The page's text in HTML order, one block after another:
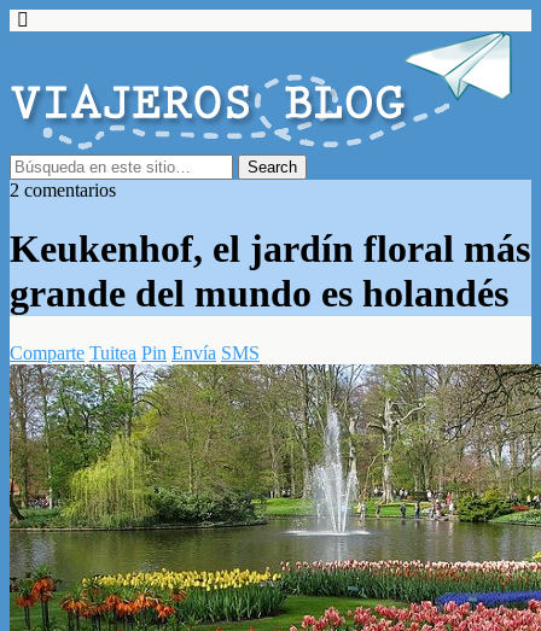
2 comentarios
Keukenhof, el jardín floral más
grande del mundo es holandés
Comparte Tuitea Pin Envía SMS